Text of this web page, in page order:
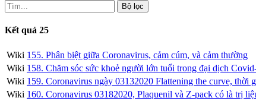
Kết quả 25
Wiki 155. Phân biệt giữa Coronavirus, cảm cúm, và cảm thường
Wiki 158. Chăm sóc sức khoẻ người lớn tuổi trong đại dịch
Wiki 159. Coronavirus ngày 03132020 Flattening the curve, thời
Wiki 160. Coronavirus 03182020, Plaquenil và Z-pack có là trị